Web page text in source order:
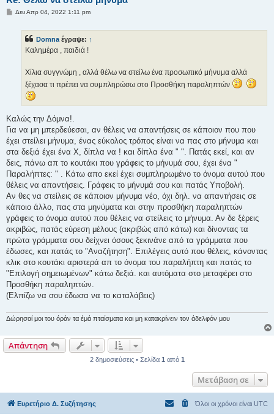
Δ
Δευ Απρ 04, 2022 1:11 pm
Domna έγραψε: ↑
Καλημέρα , παιδιά !
Χίλια συγγνώμη , αλλά θέλω να στείλω ένα προσωπικό μήνυμα αλλά
ξέχασα τι πρέπει να συμπληρώσω στο Προσθήκη παραληπτών
Καλώς την Δόμνα!.
Για να μη μπερδεύεσαι, αν θέλεις να απαντήσεις σε κάποιον που που
έχει στείλει μήνυμα, ένας εύκολος τρόπος είναι να πας στο μήνυμα και
στα δεξιά έχει ένα Χ, δίπλα να ! και δίπλα ένα " ". Πατάς εκεί, και αν
δεις, πάνω απ το κουτάκι που γράφεις το μήνυμά σου, έχει ένα "
Παραλήπτες: " . Κάτω απο εκεί έχει συμπληρωμένο το όνομα αυτού που
θέλεις να απαντήσεις. Γράφεις το μήνυμά σου και πατάς Υποβολή.
Αν θες να στείλεις σε κάποιον μήνυμα νέο, όχι δηλ. να απαντήσεις σε
κάποιο άλλο, πας στα μηνύματα και στην προσθήκη παραληπτών
γράφεις το όνομα αυτού που θέλεις να στείλεις το μήνυμα. Αν δε ξέρεις
ακριβώς, πατάς εύρεση μέλους (ακριβώς από κάτω) και δίνοντας τα
πρώτα γράμματα σου δείχνει όσους ξεκινάνε από τα γράμματα που
έδωσες, και πατάς το "Aναζήτηση". Επιλέγεις αυτό που θέλεις, κάνοντας
κλικ στο κουτάκι αριστερά απ το όνομα του παραλήπτη και πατάς το
"Επιλογή σημειωμένων" κάτω δεξιά. και αυτόματα στο μεταφέρει στο
Προσθήκη παραληπτών.
(Ελπίζω να σου έδωσα να το καταλάβεις)
Δώρησαί μοι του όράν τα έμά πταίσματα και μη κατακρίνειν τον άδελφόν μου
Απάντηση
2 δημοσιεύσεις • Σελίδα 1 από 1
Μετάβαση σε
Ευρετήριο Δ. Συζήτησης Όλοι οι χρόνοι είναι UTC